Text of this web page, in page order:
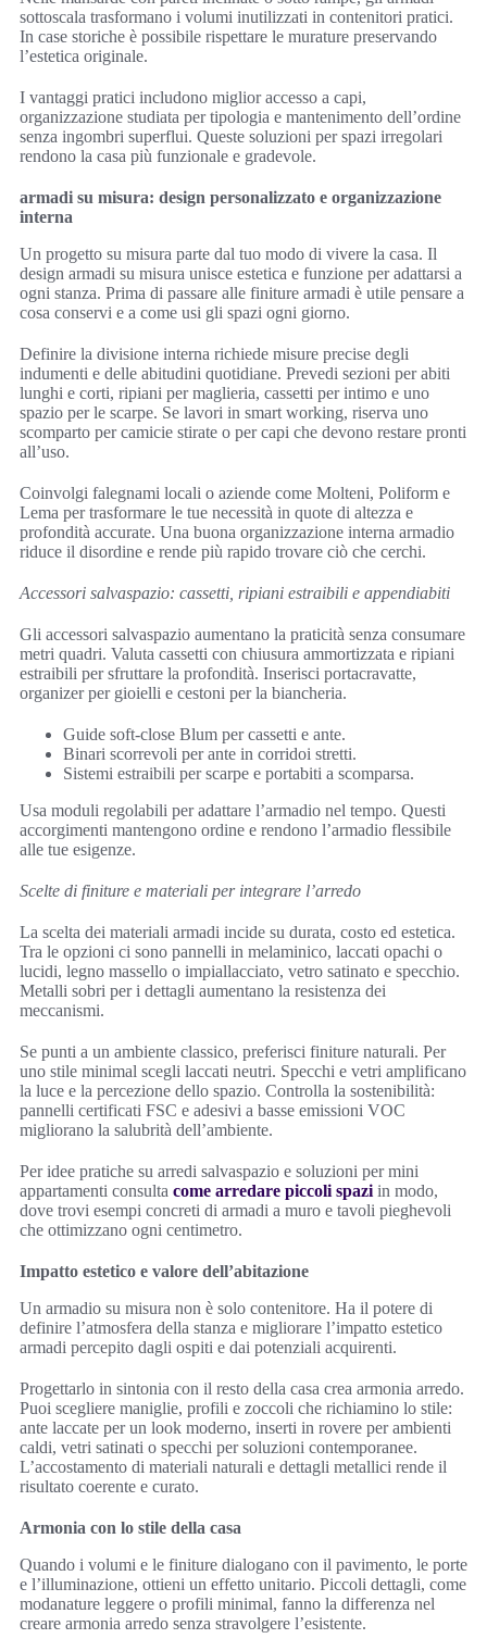
sottoscala trasformano i volumi inutilizzati in contenitori pratici.
In case storiche è possibile rispettare le murature preservando
l’estetica originale.
I vantaggi pratici includono miglior accesso a capi,
organizzazione studiata per tipologia e mantenimento dell’ordine
senza ingombri superflui. Queste soluzioni per spazi irregolari
rendono la casa più funzionale e gradevole.
armadi su misura: design personalizzato e organizzazione
interna
Un progetto su misura parte dal tuo modo di vivere la casa. Il
design armadi su misura unisce estetica e funzione per adattarsi a
ogni stanza. Prima di passare alle finiture armadi è utile pensare a
cosa conservi e a come usi gli spazi ogni giorno.
Definire la divisione interna richiede misure precise degli
indumenti e delle abitudini quotidiane. Prevedi sezioni per abiti
lunghi e corti, ripiani per maglieria, cassetti per intimo e uno
spazio per le scarpe. Se lavori in smart working, riserva uno
scomparto per camicie stirate o per capi che devono restare pronti
all’uso.
Coinvolgi falegnami locali o aziende come Molteni, Poliform e
Lema per trasformare le tue necessità in quote di altezza e
profondità accurate. Una buona organizzazione interna armadio
riduce il disordine e rende più rapido trovare ciò che cerchi.
Accessori salvaspazio: cassetti, ripiani estraibili e appendiabiti
Gli accessori salvaspazio aumentano la praticità senza consumare
metri quadri. Valuta cassetti con chiusura ammortizzata e ripiani
estraibili per sfruttare la profondità. Inserisci portacravatte,
organizer per gioielli e cestoni per la biancheria.
Guide soft-close Blum per cassetti e ante.
Binari scorrevoli per ante in corridoi stretti.
Sistemi estraibili per scarpe e portabiti a scomparsa.
Usa moduli regolabili per adattare l’armadio nel tempo. Questi
accorgimenti mantengono ordine e rendono l’armadio flessibile
alle tue esigenze.
Scelte di finiture e materiali per integrare l’arredo
La scelta dei materiali armadi incide su durata, costo ed estetica.
Tra le opzioni ci sono pannelli in melaminico, laccati opachi o
lucidi, legno massello o impiallacciato, vetro satinato e specchio.
Metalli sobri per i dettagli aumentano la resistenza dei
meccanismi.
Se punti a un ambiente classico, preferisci finiture naturali. Per
uno stile minimal scegli laccati neutri. Specchi e vetri amplificano
la luce e la percezione dello spazio. Controlla la sostenibilità:
pannelli certificati FSC e adesivi a basse emissioni VOC
migliorano la salubrità dell’ambiente.
Per idee pratiche su arredi salvaspazio e soluzioni per mini
appartamenti consulta come arredare piccoli spazi in modo,
dove trovi esempi concreti di armadi a muro e tavoli pieghevoli
che ottimizzano ogni centimetro.
Impatto estetico e valore dell’abitazione
Un armadio su misura non è solo contenitore. Ha il potere di
definire l’atmosfera della stanza e migliorare l’impatto estetico
armadi percepito dagli ospiti e dai potenziali acquirenti.
Progettarlo in sintonia con il resto della casa crea armonia arredo.
Puoi scegliere maniglie, profili e zoccoli che richiamino lo stile:
ante laccate per un look moderno, inserti in rovere per ambienti
caldi, vetri satinati o specchi per soluzioni contemporanee.
L’accostamento di materiali naturali e dettagli metallici rende il
risultato coerente e curato.
Armonia con lo stile della casa
Quando i volumi e le finiture dialogano con il pavimento, le porte
e l’illuminazione, ottieni un effetto unitario. Piccoli dettagli, come
modanature leggere o profili minimal, fanno la differenza nel
creare armonia arredo senza stravolgere l’esistente.